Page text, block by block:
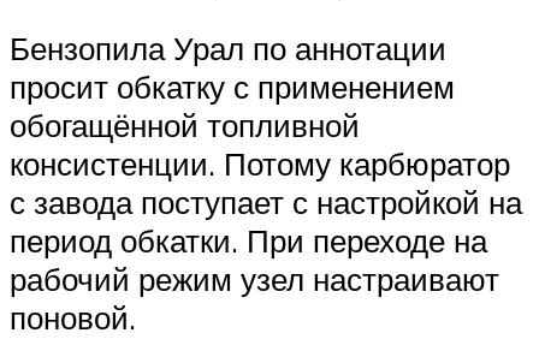
Бензопила Урал по аннотации
просит обкатку с применением
обогащённой топливной
консистенции. Потому карбюратор
с завода поступает с настройкой на
период обкатки. При переходе на
рабочий режим узел настраивают
поновой.